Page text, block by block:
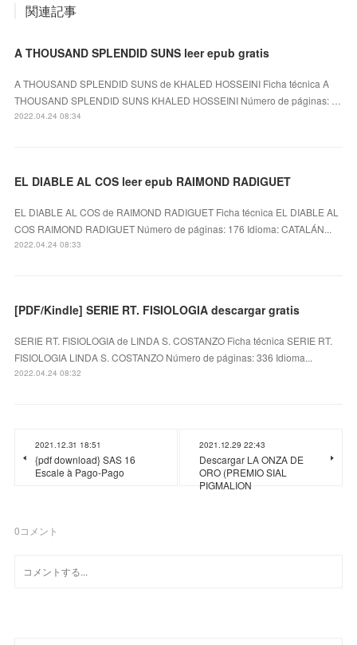
関連記事
A THOUSAND SPLENDID SUNS leer epub gratis
A THOUSAND SPLENDID SUNS de KHALED HOSSEINI Ficha técnica A
THOUSAND SPLENDID SUNS KHALED HOSSEINI Número de páginas: …
2022.04.24 08:34
EL DIABLE AL COS leer epub RAIMOND RADIGUET
EL DIABLE AL COS de RAIMOND RADIGUET Ficha técnica EL DIABLE AL
COS RAIMOND RADIGUET Número de páginas: 176 Idioma: CATALÁN...
2022.04.24 08:33
[PDF/Kindle] SERIE RT. FISIOLOGIA descargar gratis
SERIE RT. FISIOLOGIA de LINDA S. COSTANZO Ficha técnica SERIE RT.
FISIOLOGIA LINDA S. COSTANZO Número de páginas: 336 Idioma...
2022.04.24 08:32
2021.12.31 18:51
{pdf download} SAS 16
Escale à Pago-Pago
2021.12.29 22:43
Descargar LA ONZA DE
ORO (PREMIO SIAL
PIGMALION
0コメント